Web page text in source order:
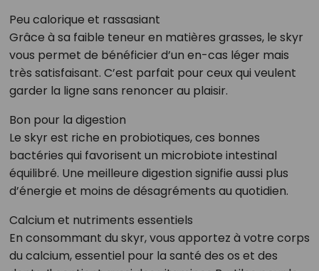
Peu calorique et rassasiant
Grâce à sa faible teneur en matières grasses, le skyr
vous permet de bénéficier d’un en-cas léger mais
très satisfaisant. C’est parfait pour ceux qui veulent
garder la ligne sans renoncer au plaisir.
Bon pour la digestion
Le skyr est riche en probiotiques, ces bonnes
bactéries qui favorisent un microbiote intestinal
équilibré. Une meilleure digestion signifie aussi plus
d’énergie et moins de désagréments au quotidien.
Calcium et nutriments essentiels
En consommant du skyr, vous apportez à votre corps
du calcium, essentiel pour la santé des os et des